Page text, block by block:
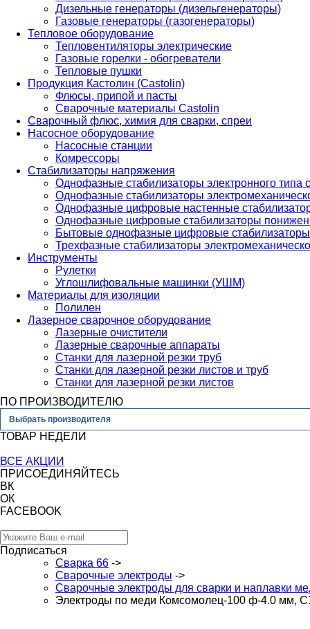
Дизельные генераторы (дизельгенераторы)
Газовые генераторы (газогенераторы)
Тепловое оборудование
Тепловентиляторы электрические
Газовые горелки - обогреватели
Тепловые пушки
Продукция Кастолин (Castolin)
Флюсы, припой и пасты
Сварочные материалы Castolin
Сварочный флюс, химия для сварки, спреи
Насосное оборудование
Насосные станции
Комрессоры
Стабилизаторы напряжения
Однофазные стабилизаторы электронного
Однофазные стабилизаторы
Однофазные цифровые настенные
Однофазные цифровые стабилизаторы
Бытовые однофазные цифровые стабилизаторы
Трехфазные стабилизаторы
Инструменты
Рулетки
Углошлифовальные машинки (УШМ)
Материалы для изоляции
Полилен
Лазерное сварочное оборудование
Лазерные очистители
Лазерные сварочные аппараты
Станки для лазерной резки труб
Станки для лазерной резки листов и труб
Станки для лазерной резки листов
ПО ПРОИЗВОДИТЕЛЮ
Выбрать производителя
ТОВАР НЕДЕЛИ
ВСЕ АКЦИИ
ПРИСОЕДИНЯЙТЕСЬ
ВК
ОК
FACEBOOK
Подписаться
Сварка 66 ->
Сварочные электроды ->
Сварочные электроды для сварки и наплавки
Электроды по меди Комсомолец-100 ф-4.0 мм,